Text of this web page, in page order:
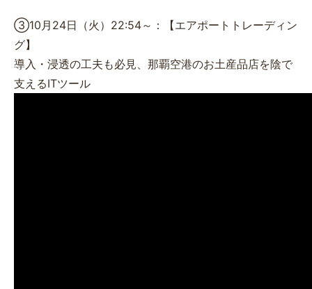
③10月24日（火）22:54～：【エアポートトレーディン
グ】
導入・浸透の工夫も必見、那覇空港のお土産品店を陰で
支えるITツール